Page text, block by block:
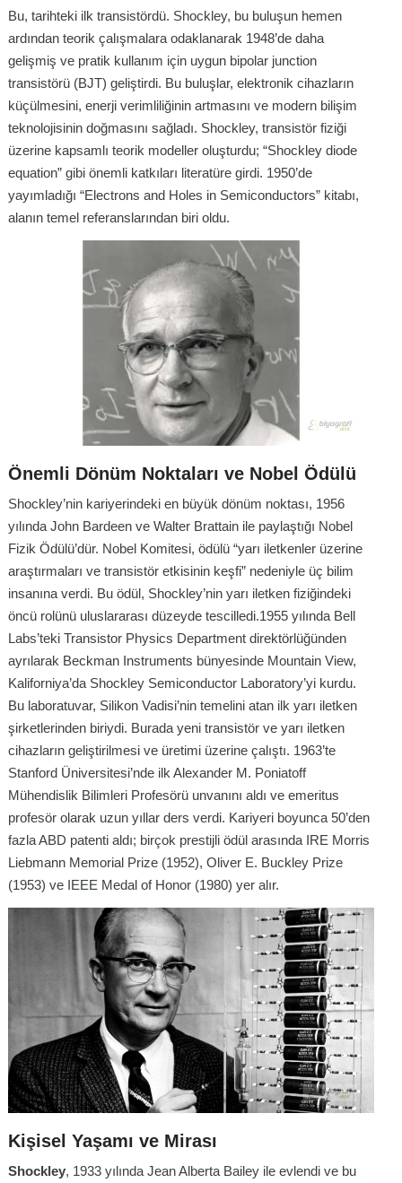
Bu, tarihteki ilk transistördü. Shockley, bu buluşun hemen
ardından teorik çalışmalara odaklanarak 1948’de daha
gelişmiş ve pratik kullanım için uygun bipolar junction
transistörü (BJT) geliştirdi. Bu buluşlar, elektronik cihazların
küçülmesini, enerji verimliliğinin artmasını ve modern bilişim
teknolojisinin doğmasını sağladı. Shockley, transistör fiziği
üzerine kapsamlı teorik modeller oluşturdu; “Shockley diode
equation” gibi önemli katkıları literatüre girdi. 1950’de
yayımladığı “Electrons and Holes in Semiconductors” kitabı,
alanın temel referanslarından biri oldu.
Önemli Dönüm Noktaları ve Nobel Ödülü
Shockley’nin kariyerindeki en büyük dönüm noktası, 1956
yılında John Bardeen ve Walter Brattain ile paylaştığı Nobel
Fizik Ödülü’dür. Nobel Komitesi, ödülü “yarı iletkenler üzerine
araştırmaları ve transistör etkisinin keşfi” nedeniyle üç bilim
insanına verdi. Bu ödül, Shockley’nin yarı iletken fiziğindeki
öncü rolünü uluslararası düzeyde tescilledi.1955 yılında Bell
Labs’teki Transistor Physics Department direktörlüğünden
ayrılarak Beckman Instruments bünyesinde Mountain View,
Kaliforniya’da Shockley Semiconductor Laboratory’yi kurdu.
Bu laboratuvar, Silikon Vadisi’nin temelini atan ilk yarı iletken
şirketlerinden biriydi. Burada yeni transistör ve yarı iletken
cihazların geliştirilmesi ve üretimi üzerine çalıştı. 1963’te
Stanford Üniversitesi’nde ilk Alexander M. Poniatoff
Mühendislik Bilimleri Profesörü unvanını aldı ve emeritus
profesör olarak uzun yıllar ders verdi. Kariyeri boyunca 50’den
fazla ABD patenti aldı; birçok prestijli ödül arasında IRE Morris
Liebmann Memorial Prize (1952), Oliver E. Buckley Prize
(1953) ve IEEE Medal of Honor (1980) yer alır.
Kişisel Yaşamı ve Mirası
Shockley, 1933 yılında Jean Alberta Bailey ile evlendi ve bu